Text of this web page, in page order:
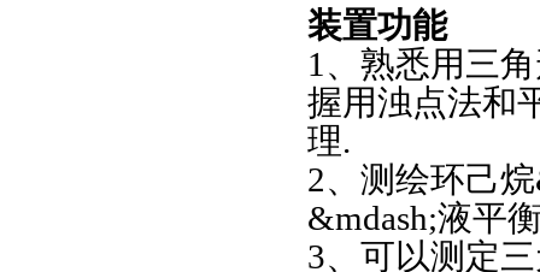
装置功能
1、熟悉用三
握用浊点法和
理.
2、测绘环己
&mdash;液平
3、可以测定